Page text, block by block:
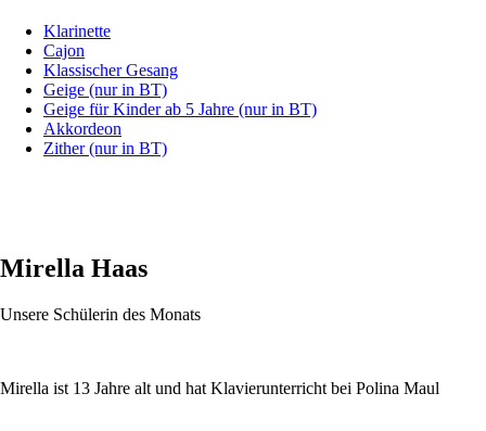
Klarinette
Cajon
Klassischer Gesang
Geige (nur in BT)
Geige für Kinder ab 5 Jahre (nur in BT)
Akkordeon
Zither (nur in BT)
Mirella Haas
Unsere Schülerin des Monats
Mirella ist 13 Jahre alt und hat Klavier­unterricht bei Polina Maul